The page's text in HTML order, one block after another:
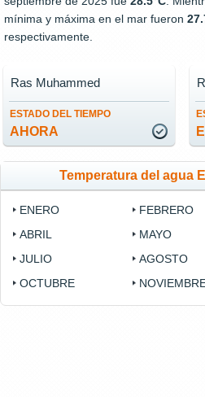
mínima y máxima en el mar fueron
respectivamente.
ESTADO DEL TIEMPO
AHORA
Ras Muhammed
Temperatura del agua
ENERO FEBRERO
ABRIL
MAYO
JULIO
AGOSTO
OCTUBRE